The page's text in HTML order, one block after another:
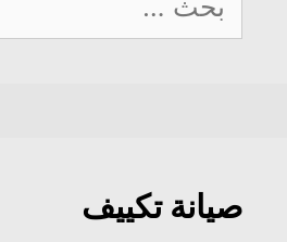
عن:
صيانة تكييف